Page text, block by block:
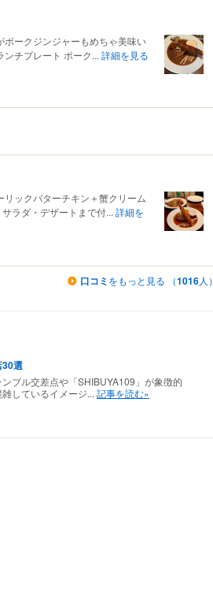
ークジンジャーもめちゃ美味い
チプレート ポーク... 詳細を見る
ックバターチキン＋蟹クリーム
ラダ・デザートまで付... 詳細を
口コミ をもっと見る （1016人）
30選
ブル交差点や「SHIBUYA109」が象徴的
しているイメージ... 記事を読む»